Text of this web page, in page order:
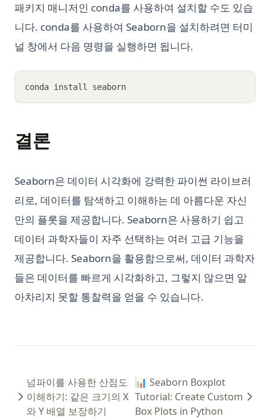
패키지 매니저인 conda를 사용하여 설치할 수도 있습
니다. conda를 사용하여 Seaborn을 설치하려면 터미
널 창에서 다음 명령을 실행하면 됩니다.
conda install seaborn
결론
Seaborn은 데이터 시각화에 강력한 파이썬 라이브러
리로, 데이터를 탐색하고 이해하는 데 아름다운 자신
만의 플롯을 제공합니다. Seaborn은 사용하기 쉽고
데이터 과학자들이 자주 선택하는 여러 고급 기능을
제공합니다. Seaborn을 활용함으로써, 데이터 과학자
들은 데이터를 빠르게 시각화하고, 그렇지 않으면 알
아차리지 못할 통찰력을 얻을 수 있습니다.
넘파이를 사용한 산점도
이해하기: 같은 크기의 X
와 Y 배열 보장하기
📊 Seaborn Boxplot
Tutorial: Create Custom
Box Plots in Python